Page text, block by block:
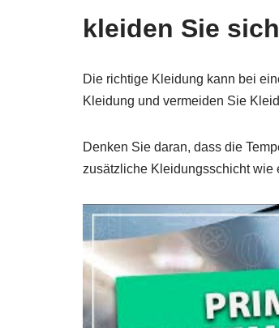
kleiden Sie
Die richtige Kleidung kann bei
Kleidung und vermeiden Sie
Denken Sie daran, dass die
zusätzliche Kleidungsschicht wie